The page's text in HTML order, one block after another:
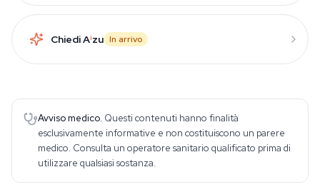
Chiedi Aizu In arrivo
Avviso medico. Questi contenuti hanno finalità
esclusivamente informative e non costituiscono un parere
medico. Consulta un operatore sanitario qualificato prima di
utilizzare qualsiasi sostanza.